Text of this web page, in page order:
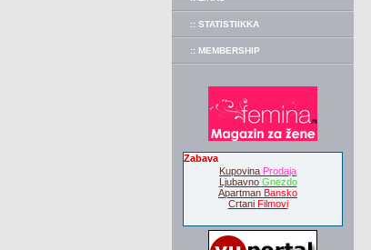
:: STATISTIIKKA
:: MEMBERSHIP
Zabava
Kupovina Prodaja
Ljubavno Gnezdo
Apartman Bansko
Crtani Filmovi